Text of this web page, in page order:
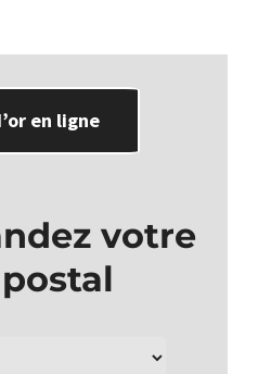
en ligne
votre